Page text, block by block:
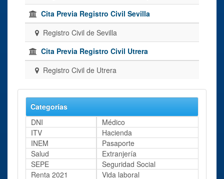
Cita Previa Registro Civil Sevilla
Registro Civil de Sevilla
Cita Previa Registro Civil Utrera
Registro Civil de Utrera
Categorías
DNI
Médico
ITV
Hacienda
INEM
Pasaporte
Salud
Extranjería
SEPE
Seguridad Social
Renta 2021
Vida laboral